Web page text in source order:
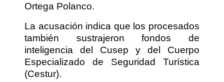
Ortega Polanco.
La acusación indica que los procesados
también sustrajeron fondos de
inteligencia del Cusep y del Cuerpo
Especializado de Seguridad Turística
(Cestur).